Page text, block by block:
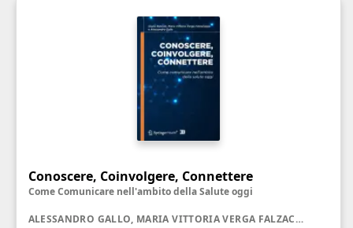
Conoscere, Coinvolgere, Connettere
Come Comunicare nell'ambito della Salute oggi
ALESSANDRO GALLO, MARIA VITTORIA VERGA FALZACAPPA, GIULIA RANCATI